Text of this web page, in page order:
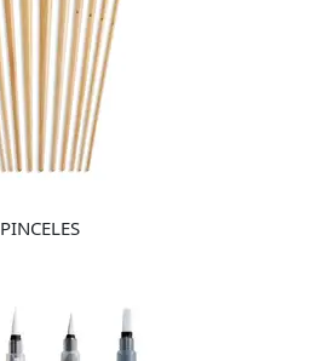
PINCELES